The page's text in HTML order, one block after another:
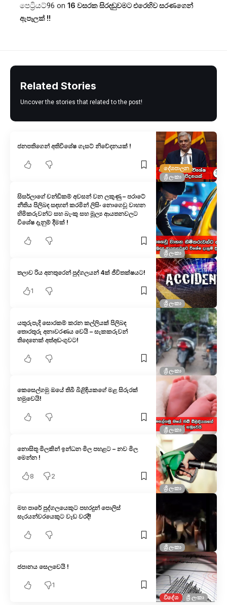
පෙට්‍රියට්96 on 16 වසරක සිරදඬුවමට එරෙහිව සරණගෙන්
ඇපෑලක් !!
Related Stories
Uncover the stories that related to the post!
දේශපාලන
ශ්‍රී ලංකා
ජනපතිගෙන් අතිවිශේෂ ගැසට් නිවේදනයක් !
ශ්‍රී ලංකා
සිසර්ලාගේ චන්ඩිකම් අවසන් වන ලකුණු – පරාටේ
නීතිය පිලිබඳ සඳහන් කරමින් ලිසිං නොගෙවූ වාහන
හිමිකරුවන්ට සහ බැංකු සහ මූල්‍ය ආයතනවලට
විශේෂ දැනුම් දීමක් !
ශ්‍රී ලංකා
තලාව රිය අනතුරෙන් පුද්ගලයන් 4ක් ජීවිතක්ෂයට!
1
ශ්‍රී ලංකා
යතුරුපැදි සොරකම් කරන කල්ලියක් පිලිබඳ
තොරතුරු අනාවරණය වෙයි – සැකකරුවන්
තිදෙනෙක් අත්අඩංගුවට!
ශ්‍රී ලංකා
කෙසෙල්ගමු ඔයේ තිබී බිළිඳියකගේ මළ සිරුරක්
හමුවෙයි!
ශ්‍රී ලංකා
නොසිතූ මිලකින් ඉන්ධන මිල පහළට – නව මිල
මෙන්න !
8 2
ශ්‍රී ලංකා
මහ පා​රේ පුද්ගලයෙකුට පහරදුන් පොලිස්
සැරයන්වරයෙකුට වැඩ වරදී!
විදේශ ශ්‍රී ලංකා
ජපානය සෙලවෙයි !
1